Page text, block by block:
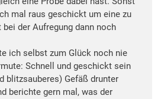
mal raus geschickt um eine zu
bei der Aufregung dann noch
ich selbst zum Glück noch nie
Schnell und geschickt sein
blitzsauberes) Gefäß drunter
berichte gern mal, was der